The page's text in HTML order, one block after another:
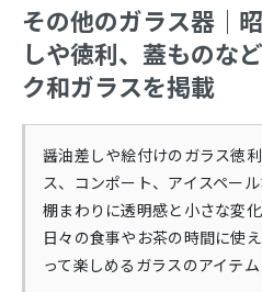
その他のガラス器｜
しや徳利、蓋ものな
ク和ガラスを掲載
醤油差しや絵付けのガラス徳
ス、コンポート、アイスペー
棚まわりに透明感と小さな変
日々の食事やお茶の時間に使
って楽しめるガラスのアイテム